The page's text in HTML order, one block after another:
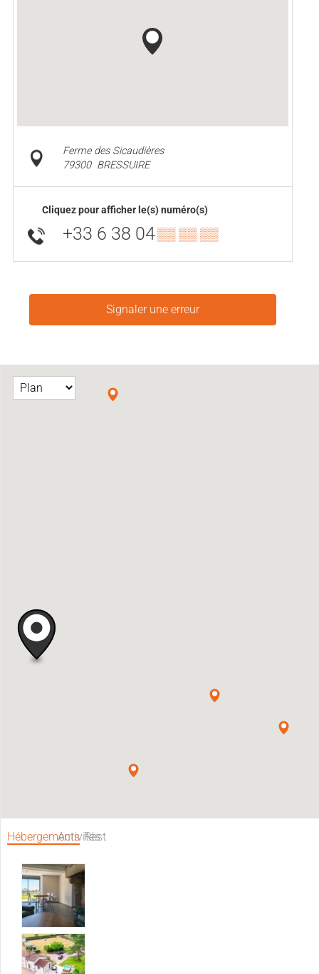
Ferme des Sicaudières
79300 BRESSUIRE
Cliquez pour afficher le(s) numéro(s)
+33 6 38 04▒▒ ▒▒ ▒▒
Signaler une erreur
HébergementsActivitésRestaurants